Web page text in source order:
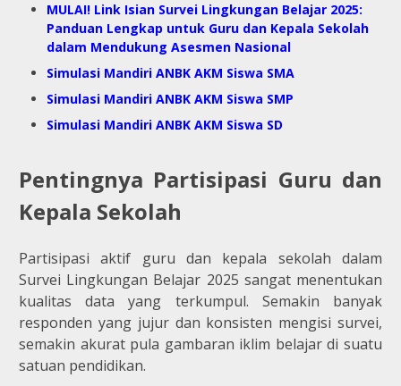
MULAI! Link Isian Survei Lingkungan Belajar 2025:
Panduan Lengkap untuk Guru dan Kepala Sekolah
dalam Mendukung Asesmen Nasional
Simulasi Mandiri ANBK AKM Siswa SMA
Simulasi Mandiri ANBK AKM Siswa SMP
Simulasi Mandiri ANBK AKM Siswa SD
Pentingnya Partisipasi Guru dan
Kepala Sekolah
Partisipasi aktif guru dan kepala sekolah dalam
Survei Lingkungan Belajar 2025 sangat menentukan
kualitas data yang terkumpul. Semakin banyak
responden yang jujur dan konsisten mengisi survei,
semakin akurat pula gambaran iklim belajar di suatu
satuan pendidikan.